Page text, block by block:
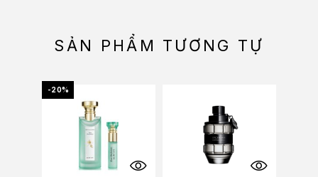
SẢN PHẨM TƯƠNG TỰ
-20%